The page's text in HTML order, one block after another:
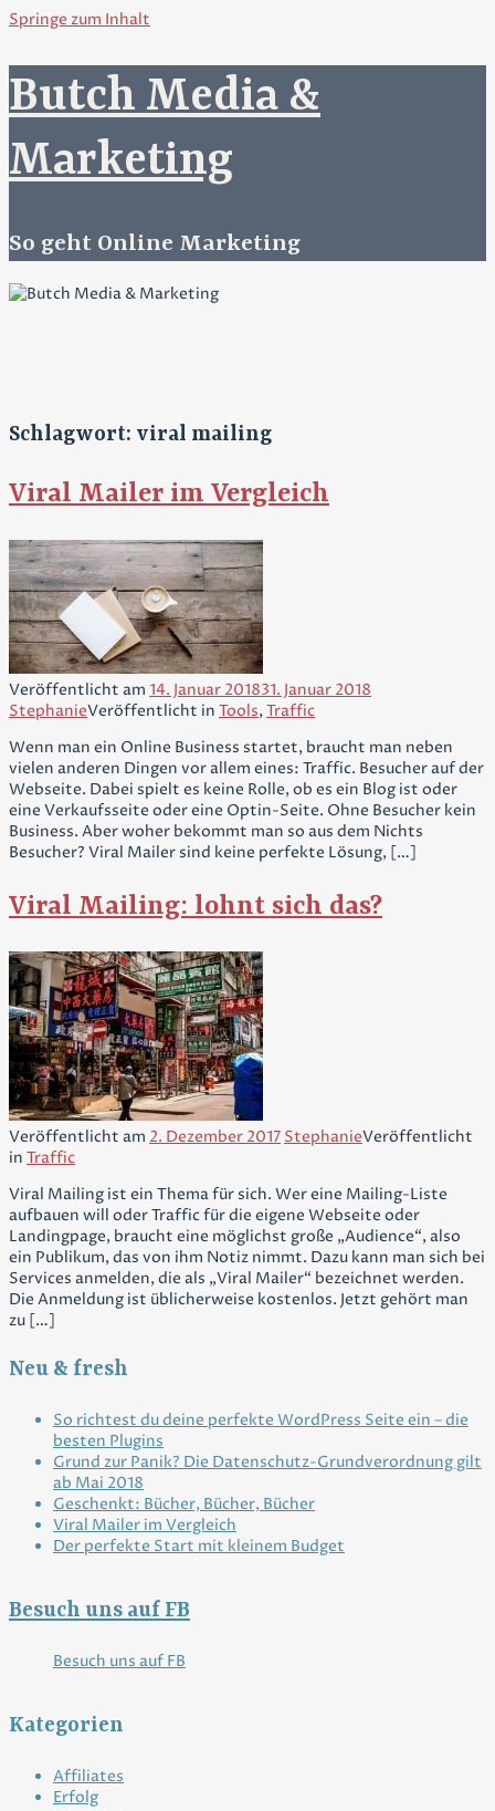
Springe zum Inhalt
Butch Media &
Marketing
So geht Online Marketing
Schlagwort: viral mailing
Viral Mailer im Vergleich
Veröffentlicht am 14. Januar 201831. Januar 2018
StephanieVeröffentlicht in Tools, Traffic
Wenn man ein Online Business startet, braucht man neben
vielen anderen Dingen vor allem eines: Traffic. Besucher auf der
Webseite. Dabei spielt es keine Rolle, ob es ein Blog ist oder
eine Verkaufsseite oder eine Optin-Seite. Ohne Besucher kein
Business. Aber woher bekommt man so aus dem Nichts
Besucher? Viral Mailer sind keine perfekte Lösung, […]
Viral Mailing: lohnt sich das?
Veröffentlicht am 2. Dezember 2017 StephanieVeröffentlicht
in Traffic
Viral Mailing ist ein Thema für sich. Wer eine Mailing-Liste
aufbauen will oder Traffic für die eigene Webseite oder
Landingpage, braucht eine möglichst große „Audience“, also
ein Publikum, das von ihm Notiz nimmt. Dazu kann man sich bei
Services anmelden, die als „Viral Mailer“ bezeichnet werden.
Die Anmeldung ist üblicherweise kostenlos. Jetzt gehört man
zu […]
Neu & fresh
So richtest du deine perfekte WordPress Seite ein – die
besten Plugins
Grund zur Panik? Die Datenschutz-Grundverordnung gilt
ab Mai 2018
Geschenkt: Bücher, Bücher, Bücher
Viral Mailer im Vergleich
Der perfekte Start mit kleinem Budget
Besuch uns auf FB
Besuch uns auf FB
Kategorien
Affiliates
Erfolg